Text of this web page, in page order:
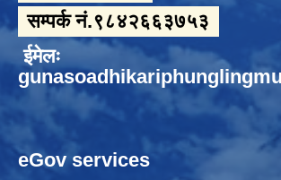
सम्पर्क नं.९८४२६६३७५३
ईमेलः
eGov services